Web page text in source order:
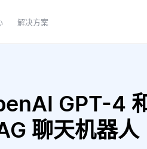
解决方案
GPT-4
聊天机器人